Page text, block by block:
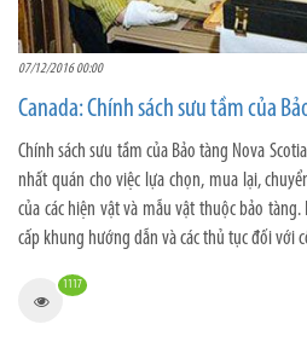
07/12/2016 00:00
Canada: Chính sách sưu tầm của
Chính sách sưu tầm của Bảo tàng Nova
nhất quán cho việc lựa chọn, mua lại,
của các hiện vật và mẫu vật thuộc bảo tàng.
cấp khung hướng dẫn và các thủ tục đối với
1117